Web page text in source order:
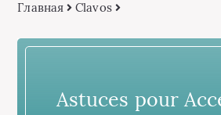
Главная Сlavos
Astuces pour